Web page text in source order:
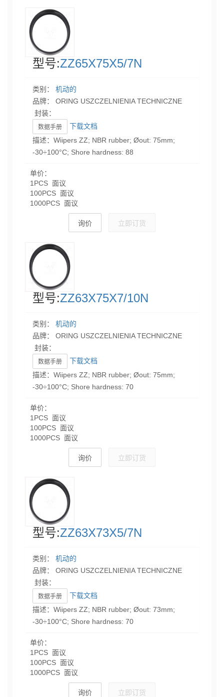
型号:ZZ65X75X5/7N
类别： 机动的
品牌： ORING USZCZELNIENIA TECHNICZNE
封装：
数据手册
下载文档
描述：Wiipers ZZ; NBR rubber; Øout: 75mm;
-30÷100°C; Shore hardness: 88
单价：
1PCS 面议
100PCS 面议
1000PCS 面议
询价 立即订货
型号:ZZ63X75X7/10N
类别： 机动的
品牌： ORING USZCZELNIENIA TECHNICZNE
封装：
数据手册
下载文档
描述：Wiipers ZZ; NBR rubber; Øout: 75mm;
-30÷100°C; Shore hardness: 70
单价：
1PCS 面议
100PCS 面议
1000PCS 面议
询价 立即订货
型号:ZZ63X73X5/7N
类别： 机动的
品牌： ORING USZCZELNIENIA TECHNICZNE
封装：
数据手册
下载文档
描述：Wiipers ZZ; NBR rubber; Øout: 73mm;
-30÷100°C; Shore hardness: 70
单价：
1PCS 面议
100PCS 面议
1000PCS 面议
询价 立即订货